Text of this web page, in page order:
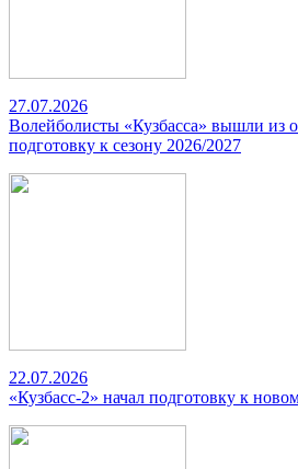
27.07.2026
Волейболисты «Кузбасса» вышли из
подготовку к сезону 2026/2027
22.07.2026
«Кузбасс-2» начал подготовку к